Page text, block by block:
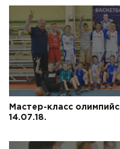
Мастер-класс
14.07.18.